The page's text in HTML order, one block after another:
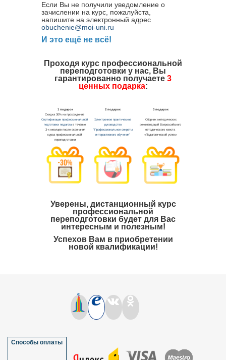
Если Вы не получили уведомление о
зачислении на курс, пожалуйста,
напишите на электронный адрес
obuchenie@moi-uni.ru
И это ещё не всё!
Проходя курс профессиональной
переподготовки у нас, Вы
гарантированно получаете 3
ценных подарка:
Уверены, дистанционный курс
профессиональной
переподготовки будет для Вас
интересным и полезным!
Успехов Вам в приобретении
новой квалификации!
Способы оплаты